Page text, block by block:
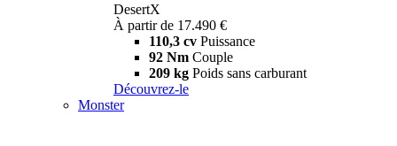
DesertX
À partir de 17.490 €
110,3 cv Puissance
92 Nm Couple
209 kg Poids sans carburant
Découvrez-le
Monster